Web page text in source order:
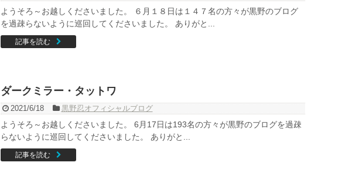
ようそろ～お越しくださいました。 ６月１８日は１４７名の方々が黒野のブログ
を過疎らないように巡回してくださいました。 ありがと...
記事を読む
ダークミラー・タットワ
2021/6/18 黒野忍オフィシャルブログ
ようそろ～お越しくださいました。 6月17日は193名の方々が黒野のブログを過疎
らないように巡回してくださいました。 ありがと...
記事を読む